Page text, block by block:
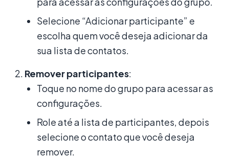
Selecione “Adicionar participante” e
escolha quem você deseja adicionar da
sua lista de contatos.
Remover participantes:
Toque no nome do grupo para acessar as
configurações.
Role até a lista de participantes, depois
selecione o contato que você deseja
remover.